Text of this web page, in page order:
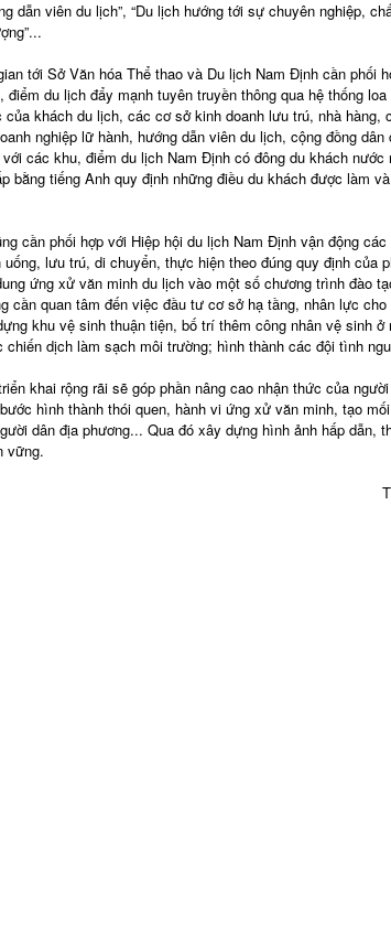
dẫn viên du lịch”, “Du lịch hướng tới sự chuyên nghiệp,
tới Sở Văn hóa Thể thao và Du lịch Nam Định cần phối
du lịch đẩy mạnh tuyên truyền thông qua hệ thống
của khách du lịch, các cơ sở kinh doanh lưu trú, nhà hàng,
nghiệp lữ hành, hướng dẫn viên du lịch, cộng đồng
các khu, điểm du lịch Nam Định có đông du khách nước
bằng tiếng Anh quy định những điều du khách được làm
cần phối hợp với Hiệp hội du lịch Nam Định vận động
lưu trú, di chuyển, thực hiện theo đúng quy định của
ứng xử văn minh du lịch vào một số chương trình đào
cần quan tâm đến việc đầu tư cơ sở hạ tầng, nhân lực
khu vệ sinh thuận tiện, bố trí thêm công nhân vệ sinh ở
dịch làm sạch môi trường; hình thành các đội tình
khai rộng rãi sẽ góp phần nâng cao nhận thức của
hình thành thói quen, hành vi ứng xử văn minh, tạo
dân địa phương... Qua đó xây dựng hình ảnh hấp dẫn,
vững.